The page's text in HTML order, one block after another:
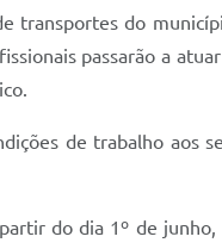
transportes do
passarão a
de trabalho aos
do dia 1º de